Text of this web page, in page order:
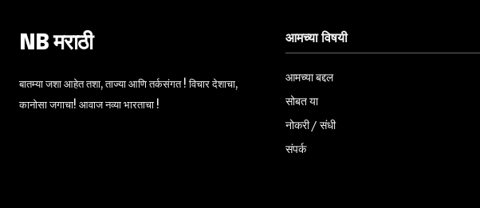
NB मराठी
बातम्या जशा आहेत तशा, ताज्या आणि तर्कसंगत ! विचार देशाचा,
कानोसा जगाचा! आवाज नव्या भारताचा !
आमच्या विषयी
आमच्या बद्दल
सोबत या
नोकरी / संधी
संपर्क